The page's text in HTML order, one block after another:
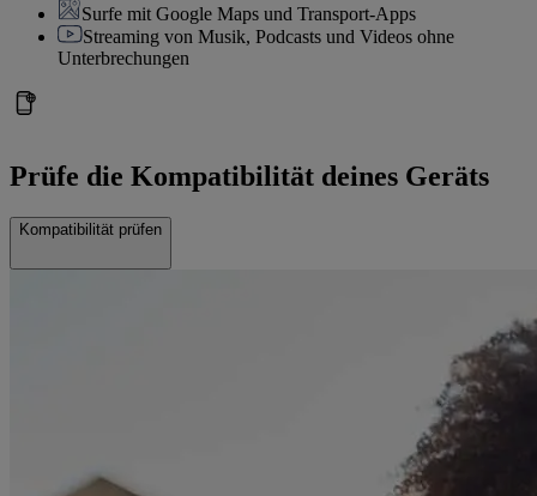
Surfe mit Google Maps und Transport-Apps
Streaming von Musik, Podcasts und Videos ohne
Unterbrechungen
Prüfe die Kompatibilität deines Geräts
Kompatibilität prüfen